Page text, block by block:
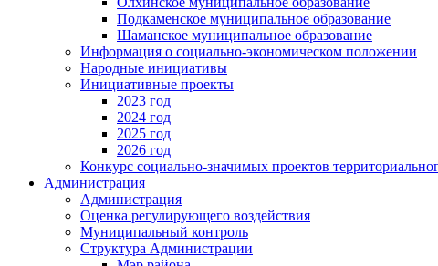
Подкаменское муниципальное образование
Шаманское муниципальное образование
Информация о социально-экономическом положении
Народные инициативы
Инициативные проекты
2023 год
2024 год
2025 год
2026 год
Конкурс социально-значимых проектов
Администрация
Администрация
Оценка регулирующего воздействия
Муниципальный контроль
Структура Администрации